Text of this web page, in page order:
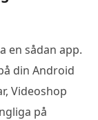
en sådan app.
din Android
Videoshop
på